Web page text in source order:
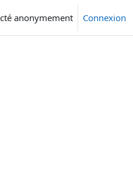
anonymement Connexion